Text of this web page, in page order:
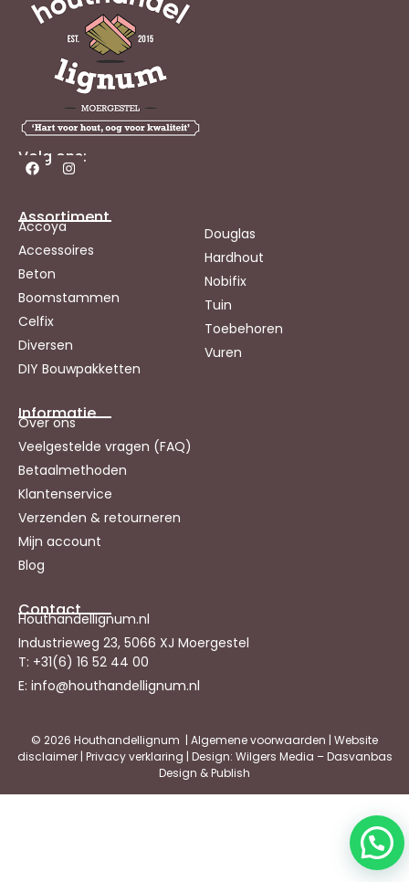
Volg ons:
Assortiment
Accoya
Accessoires
Beton
Boomstammen
Celfix
Diversen
DIY Bouwpakketten
Douglas
Hardhout
Nobifix
Tuin
Toebehoren
Vuren
Informatie
Over ons
Veelgestelde vragen (FAQ)
Betaalmethoden
Klantenservice
Verzenden & retourneren
Mijn account
Blog
Contact
Houthandellignum.nl
Industrieweg 23, 5066 XJ Moergestel
T: +31(6) 16 52 44 00
E: info@houthandellignum.nl
© 2026 Houthandellignum | Algemene voorwaarden | Website
disclaimer| Privacy verklaring | Design: Wilgers Media – Dasvanbas
Design & Publish